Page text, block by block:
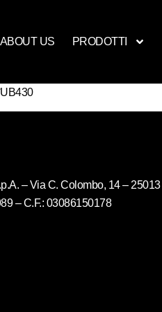
ABOUT US PRODOTTI
– Via C. Colombo, 14 – 25013
– C.F.: 03086150178